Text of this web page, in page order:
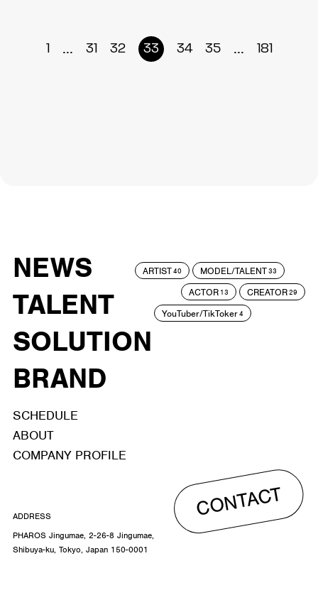
1 ... 31 32 33 34 35 ... 181
NEWS
TALENT
SOLUTION
BRAND
ARTIST40 MODEL/TALENT33
ACTOR 13 CREATOR29
YouTuber/TikToker4
SCHEDULE
ABOUT
COMPANY PROFILE
CONTACT
ADDRESS
PHAROS Jingumae, 2-26-8 Jingumae,
Shibuya-ku, Tokyo, Japan 150-0001